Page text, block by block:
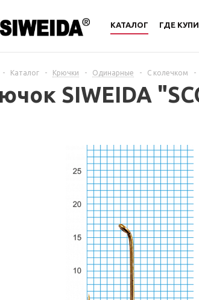
КАТАЛОГ ГДЕ
- Каталог - Крючки - Одинарные - С колечком -
SIWEIDA